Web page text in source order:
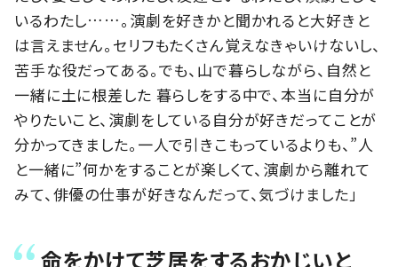
いるわたし……。演劇を好きかと聞かれると大好きと
は言えません。セリフもたくさん覚えなきゃいけないし、
苦手な役だってある。でも、山で暮らしながら、自然と
一緒に土に根差した 暮らしをする中で、本当に自分が
やりたいこと、演劇をしている自分が好きだってことが
分かってきました。一人で引きこもっているよりも、”人
と一緒に”何かをすることが楽しくて、演劇から離れて
みて、俳優の仕事が好きなんだって、気づけました」
命をかけて芝居をするおかじいと